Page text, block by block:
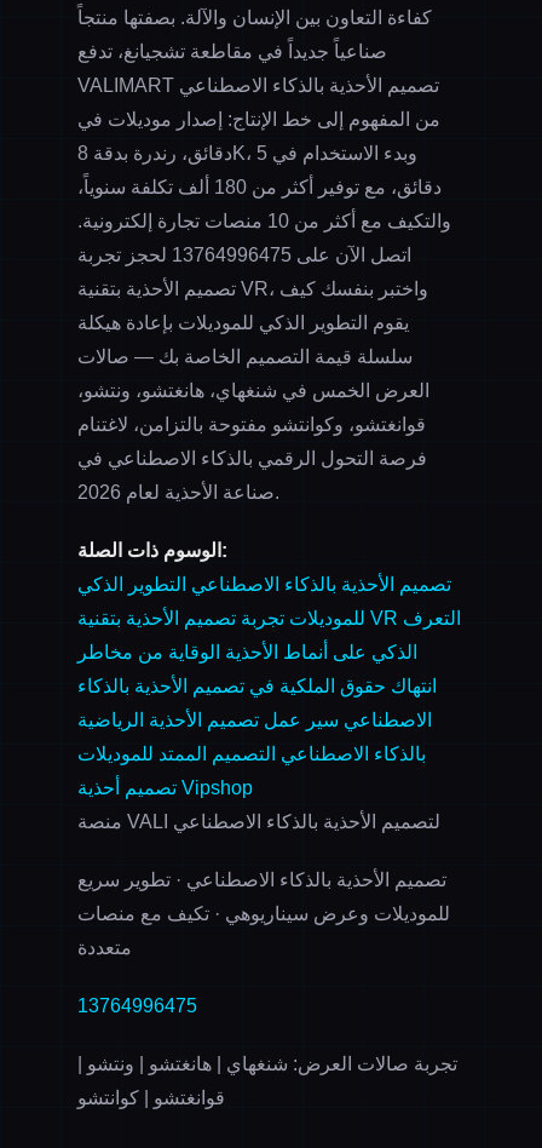
كفاءة التعاون بين الإنسان والآلة. بصفتها منتجاً
صناعياً جديداً في مقاطعة تشجيانغ، تدفع
VALIMART تصميم الأحذية بالذكاء الاصطناعي
من المفهوم إلى خط الإنتاج: إصدار موديلات في
دقائق، رندرة بدقة 8K، وبدء الاستخدام في 5
دقائق، مع توفير أكثر من 180 ألف تكلفة سنوياً،
والتكيف مع أكثر من 10 منصات تجارة إلكترونية.
اتصل الآن على 13764996475 لحجز تجربة
تصميم الأحذية بتقنية VR، واختبر بنفسك كيف
يقوم التطوير الذكي للموديلات بإعادة هيكلة
سلسلة قيمة التصميم الخاصة بك — صالات
العرض الخمس في شنغهاي، هانغتشو، ونتشو،
قوانغتشو، وكوانتشو مفتوحة بالتزامن، لاغتنام
فرصة التحول الرقمي بالذكاء الاصطناعي في
صناعة الأحذية لعام 2026.
الوسوم ذات الصلة:
تصميم الأحذية بالذكاء الاصطناعي التطوير الذكي
للموديلات تجربة تصميم الأحذية بتقنية VR التعرف
الذكي على أنماط الأحذية الوقاية من مخاطر
انتهاك حقوق الملكية في تصميم الأحذية بالذكاء
الاصطناعي سير عمل تصميم الأحذية الرياضية
بالذكاء الاصطناعي التصميم الممتد للموديلات
تصميم أحذية Vipshop
منصة VALI لتصميم الأحذية بالذكاء الاصطناعي
تصميم الأحذية بالذكاء الاصطناعي · تطوير سريع
للموديلات وعرض سيناريوهي · تكيف مع منصات
متعددة
13764996475
تجربة صالات العرض: شنغهاي | هانغتشو | ونتشو |
قوانغتشو | كوانتشو